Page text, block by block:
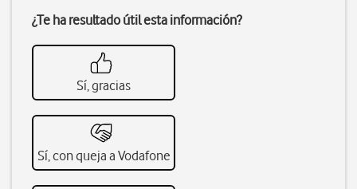
¿Te ha resultado útil esta información?
Sí, gracias
Sí, con queja a Vodafone